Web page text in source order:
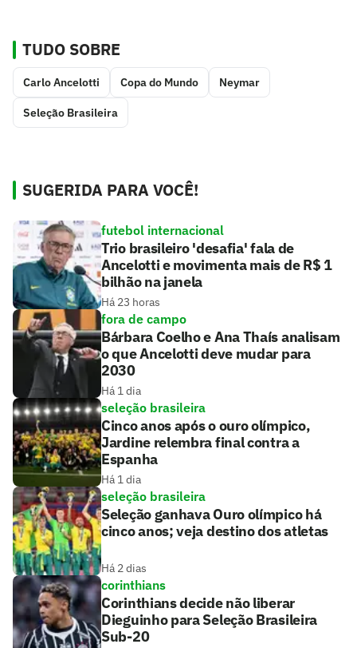
TUDO SOBRE
Carlo Ancelotti Copa do Mundo Neymar
Seleção Brasileira
SUGERIDA PARA VOCÊ!
futebol internacional
Trio brasileiro 'desafia' fala de
Ancelotti e movimenta mais de R$ 1
bilhão na janela
Há 23 horas
fora de campo
Bárbara Coelho e Ana Thaís analisam
o que Ancelotti deve mudar para
2030
Há 1 dia
seleção brasileira
Cinco anos após o ouro olímpico,
Jardine relembra final contra a
Espanha
Há 1 dia
seleção brasileira
Seleção ganhava Ouro olímpico há
cinco anos; veja destino dos atletas
Há 2 dias
corinthians
Corinthians decide não liberar
Dieguinho para Seleção Brasileira
Sub-20